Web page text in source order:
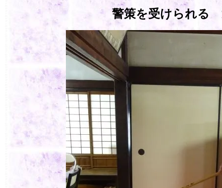
警策を受けられる